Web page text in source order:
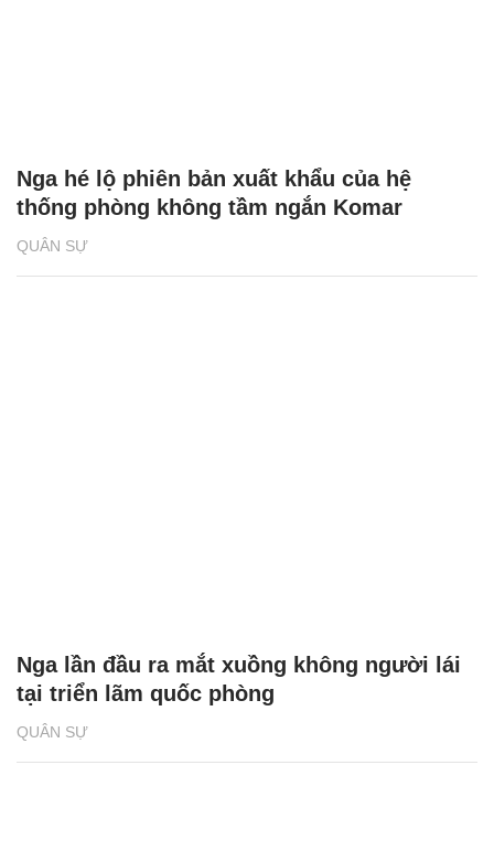
QUÂN SỰ
Nga hé lộ phiên bản xuất khẩu của hệ
thống phòng không tầm ngắn Komar
QUÂN SỰ
Nga lần đầu ra mắt xuồng không người lái
tại triển lãm quốc phòng